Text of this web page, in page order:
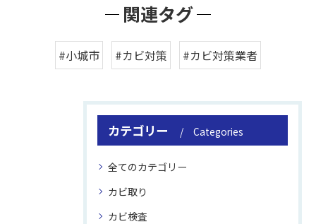
関連タグ
#小城市 #カビ対策 #カビ対策業者
カテゴリー Categories
全てのカテゴリー
カビ取り
カビ検査